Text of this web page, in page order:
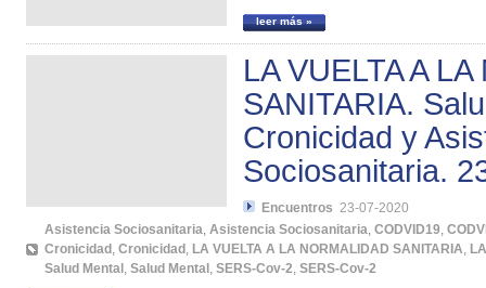
leer más »
LA VUELTA A
SANITARIA.
Cronicidad y
Sociosanitaria.
Encuentros 23-07-2020
Asistencia Sociosanitaria, Asistencia Sociosanitaria, CODVID19,
Cronicidad , Cronicidad , LA VUELTA A LA NORMALIDAD SANITARIA,
Salud Mental , Salud Mental , SERS-Cov-2, SERS-Cov-2